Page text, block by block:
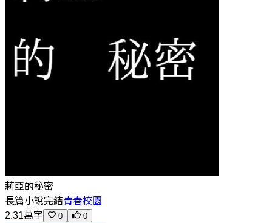
莉亞的秘密
長篇小說完結青春校園
2.31萬字
0 0